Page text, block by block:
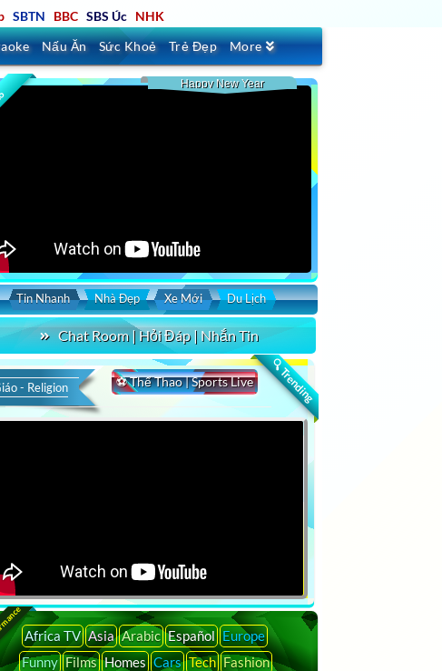
SBTN BBC SBS Úc NHK
Nấu Ăn Sức Khoẻ Trẻ Đẹp More
Happy New Year
Tin Nhanh Nhà Đẹp Xe Mới Du Lịch
Chat Room | Hỏi Đáp | Nhắn Tin
🔍 Trending
⚽ Thể Thao | Sports Live
- Religion
Africa TV Asia Arabic Español Europe
Funny Films Homes Cars Tech Fashion